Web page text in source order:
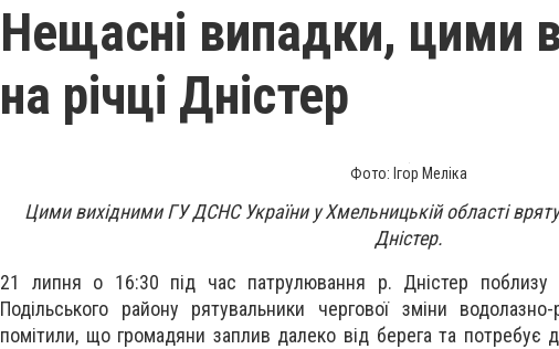
Нещасні випадки, цими
на річці Дністер
Фото: Ігор Меліка
Цими вихідними ГУ ДСНС України у Хмельницькій області
Дністер.
21 липня о 16:30 під час патрулювання р. Дністер
Подільського району рятувальники чергової зміни
помітили, що громадяни заплив далеко від берега та потребує